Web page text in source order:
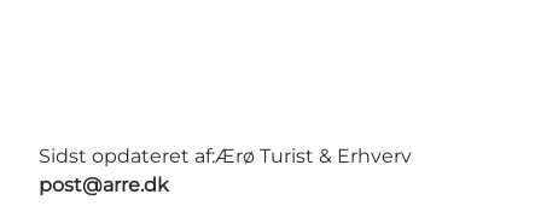
Sidst opdateret af:Ærø Turist & Erhverv
post@arre.dk